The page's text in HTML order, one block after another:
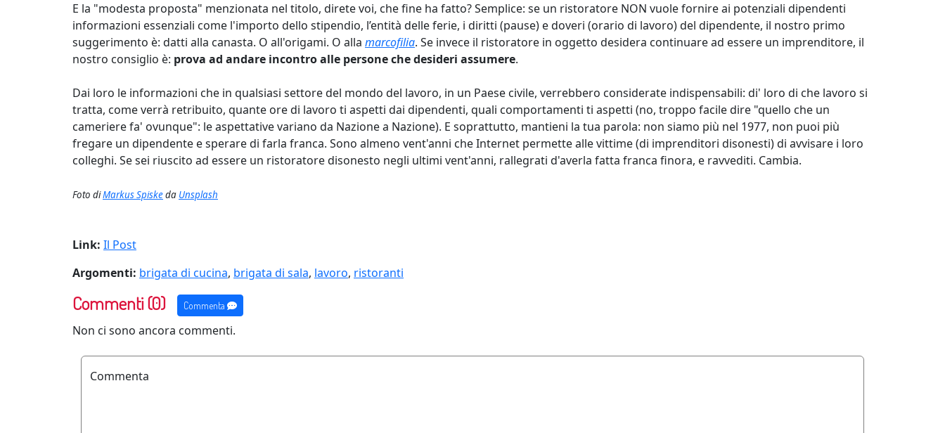
E la "modesta proposta" menzionata nel titolo, direte voi, che fine ha fatto? Semplice: se un ristoratore NON vuole fornire ai potenziali dipendenti
informazioni essenziali come l'importo dello stipendio, l’entità delle ferie, i diritti (pause) e doveri (orario di lavoro) del dipendente, il nostro primo
suggerimento è: datti alla canasta. O all'origami. O alla marcofilia. Se invece il ristoratore in oggetto desidera continuare ad essere un imprenditore, il
nostro consiglio è: prova ad andare incontro alle persone che desideri assumere.
Dai loro le informazioni che in qualsiasi settore del mondo del lavoro, in un Paese civile, verrebbero considerate indispensabili: di' loro di che lavoro si
tratta, come verrà retribuito, quante ore di lavoro ti aspetti dai dipendenti, quali comportamenti ti aspetti (no, troppo facile dire "quello che un
cameriere fa' ovunque": le aspettative variano da Nazione a Nazione). E soprattutto, mantieni la tua parola: non siamo più nel 1977, non puoi più
fregare un dipendente e sperare di farla franca. Sono almeno vent'anni che Internet permette alle vittime (di imprenditori disonesti) di avvisare i loro
colleghi. Se sei riuscito ad essere un ristoratore disonesto negli ultimi vent'anni, rallegrati d'averla fatta franca finora, e ravvediti. Cambia.
Foto diMarkus Spiskeda Unsplash
Link: Il Post
Argomenti: brigata di cucina, brigata di sala, lavoro, ristoranti
Commenti (0) Commenta
Non ci sono ancora commenti.
Commenta